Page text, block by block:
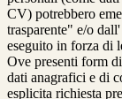
CV) potrebbero
trasparente" e/o
eseguito in forza di
Ove presenti form
dati anagrafici e di
esplicita richiesta